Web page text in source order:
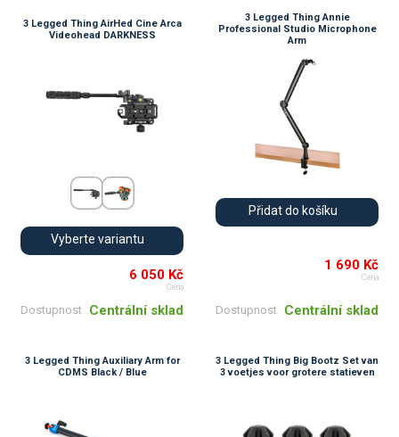
3 Legged Thing AirHed Cine Arca
Videohead DARKNESS
Vyberte variantu
6 050 Kč
Cena
Dostupnost Centrální sklad
3 Legged Thing Annie
Professional Studio Microphone
Arm
Přidat do košíku
1 690 Kč
Cena
Dostupnost Centrální sklad
3 Legged Thing Auxiliary Arm for
CDMS Black / Blue
3 Legged Thing Big Bootz Set van
3 voetjes voor grotere statieven